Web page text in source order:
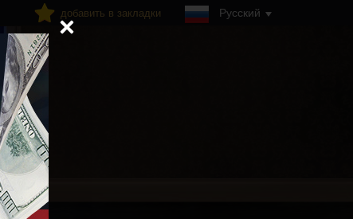
добавить в закладки Русский